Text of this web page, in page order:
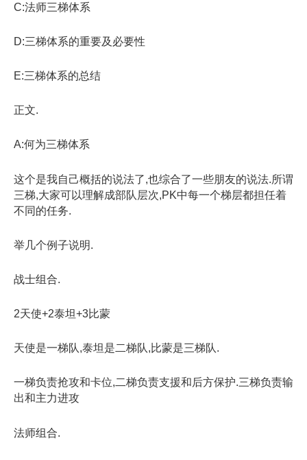
C:法师三梯体系
D:三梯体系的重要及必要性
E:三梯体系的总结
正文.
A:何为三梯体系
这个是我自己概括的说法了,也综合了一些朋友的说法.所谓
三梯,大家可以理解成部队层次,PK中每一个梯层都担任着
不同的任务.
举几个例子说明.
战士组合.
2天使+2泰坦+3比蒙
天使是一梯队,泰坦是二梯队,比蒙是三梯队.
一梯负责抢攻和卡位,二梯负责支援和后方保护.三梯负责输
出和主力进攻
法师组合.